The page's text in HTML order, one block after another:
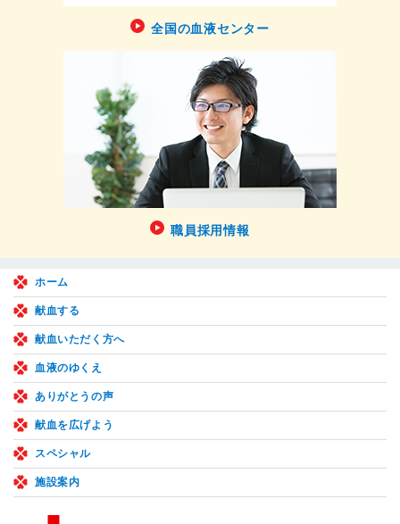
全国の血液センター
職員採用情報
ホーム
献血する
献血いただく方へ
血液のゆくえ
ありがとうの声
献血を広げよう
スペシャル
施設案内